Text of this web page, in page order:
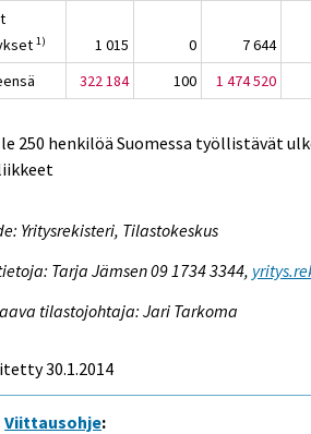
1) 1 015 0 7 644
322 184 100 1 474 520
250 henkilöä Suomessa työllistävät
Yritysrekisteri, Tilastokeskus
Tarja Jämsen 09 1734 3344,
tilastojohtaja: Jari Tarkoma
30.1.2014
Viittausohje: